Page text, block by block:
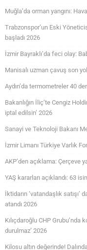
Muğla’da orman yangını:
Trabzonspor’un Eski
başladı 2026
İzmir Bayraklı’da feci olay:
Manisalı uzman çavuş son
Aydın’da termometreler 40
Bakanlığın İliç’te Cengiz
iptal edilsin’ 2026
Sanayi ve Teknoloji Bakanı
İzmir Limanı Türkiye Varlık
AKP’den açıklama: Çerçeve
YAŞ kararları açıklandı: 63
İktidarın ‘vatandaşlık
atandı 2026
Kılıçdaroğlu CHP Grubu’nda
durulmaz’ 2026
Kilosu altın değerinde!